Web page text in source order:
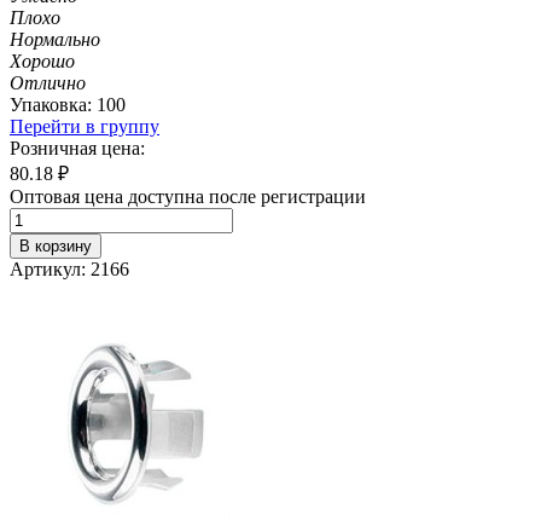
Плохо
Нормально
Хорошо
Отлично
Упаковка: 100
Перейти в группу
Розничная цена:
80.18 ₽
Оптовая цена доступна после регистрации
В корзину
Артикул: 2166